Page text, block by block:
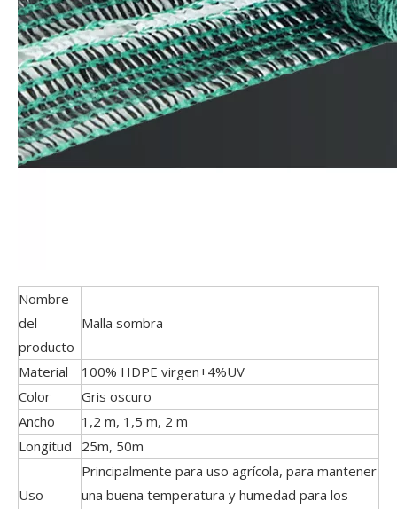
Nombre
del
producto
Malla sombra
Material
100% HDPE virgen+4%UV
Color
Gris oscuro
Ancho
1,2 m, 1,5 m, 2 m
Longitud
25m, 50m
Uso
Principalmente para uso agrícola, para mantener
una buena temperatura y humedad para los